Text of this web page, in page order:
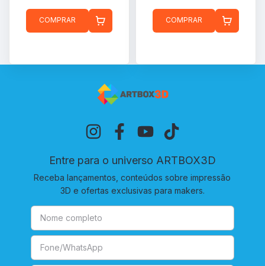
COMPRAR COMPRAR
Entre para o universo ARTBOX3D
Receba lançamentos, conteúdos sobre impressão
3D e ofertas exclusivas para makers.